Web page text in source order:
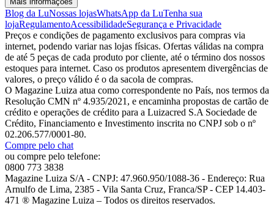
Blog da LuNossas lojasWhatsApp da LuTenha sua
lojaRegulamentoAcessibilidadeSegurança e Privacidade
Preços e condições de pagamento exclusivos para compras via
internet, podendo variar nas lojas físicas. Ofertas válidas na compra
de até 5 peças de cada produto por cliente, até o término dos nossos
estoques para internet. Caso os produtos apresentem divergências de
valores, o preço válido é o da sacola de compras.
O Magazine Luiza atua como correspondente no País, nos termos da
Resolução CMN nº 4.935/2021, e encaminha propostas de cartão de
crédito e operações de crédito para a Luizacred S.A Sociedade de
Crédito, Financiamento e Investimento inscrita no CNPJ sob o nº
02.206.577/0001-80.
Compre pelo chat
ou compre pelo telefone:
0800 773 3838
Magazine Luiza S/A - CNPJ: 47.960.950/1088-36 - Endereço: Rua
Arnulfo de Lima, 2385 - Vila Santa Cruz, Franca/SP - CEP 14.403-
471 ® Magazine Luiza – Todos os direitos reservados.